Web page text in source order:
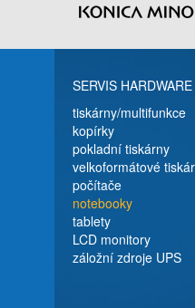
SERVIS HARDWARE
tiskárny/multifunkce
kopírky
pokladní tiskárny
velkoformátové
počítače
notebooky
tablety
LCD monitory
záložní zdroje UPS